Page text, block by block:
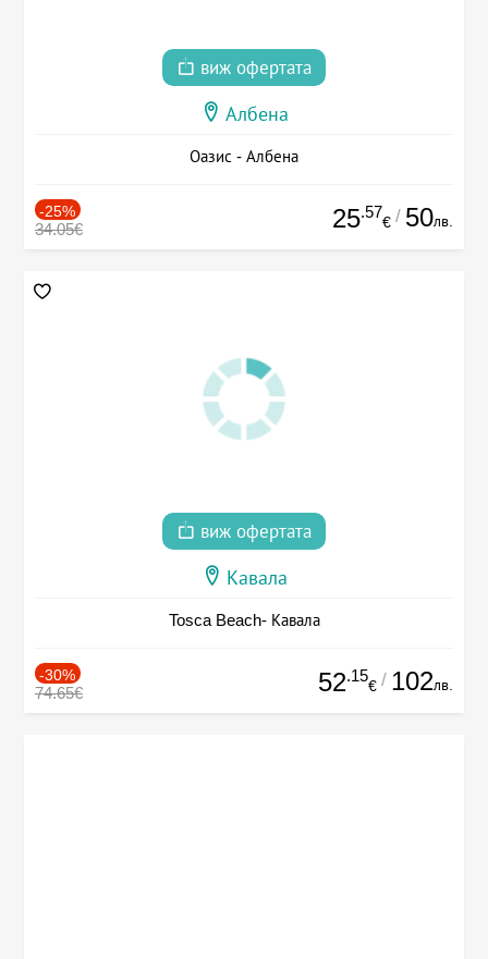
виж офертата
Албена
Оазис - Албена
-25%
34.05€ 25.57
€ / 50лв.
виж офертата
Кавала
Tosca Beach- Кавала
-30%
74.65€ 52.15
€ / 102лв.